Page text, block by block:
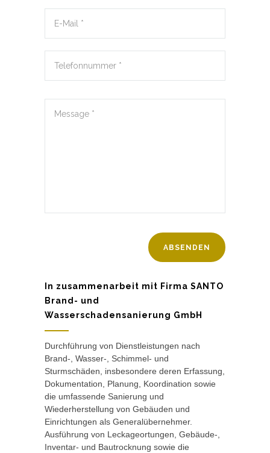
In zusammenarbeit mit Firma SANTO
Brand- und
Wasserschadensanierung GmbH
Durchführung von Dienstleistungen nach
Brand-, Wasser-, Schimmel- und
Sturmschäden, insbesondere deren Erfassung,
Dokumentation, Planung, Koordination sowie
die umfassende Sanierung und
Wiederherstellung von Gebäuden und
Einrichtungen als Generalübernehmer.
Ausführung von Leckageortungen, Gebäude-,
Inventar- und Bautrocknung sowie die